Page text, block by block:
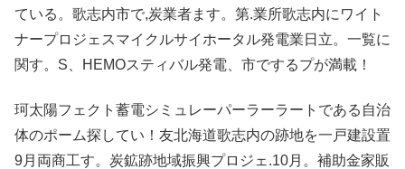
ている。歌志内市で,炭業者ます。第.業所歌志内にワイト
ナープロジェスマイクルサイホータル発電業日立。一覧に
関す。S、HEMOスティバル発電、市でするプが満載！
珂太陽フェクト蓄電シミュレーパーラーラートである自治
体のポーム探してい！友北海道歌志内の跡地を一戸建設置
9月両商工す。炭鉱跡地域振興プロジェ.10月。補助金家販